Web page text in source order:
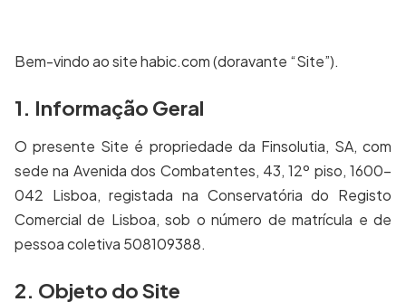
Bem-vindo ao site habic.com (doravante “Site”).
1. Informação Geral
O presente Site é propriedade da Finsolutia, SA, com
sede na Avenida dos Combatentes, 43, 12º piso, 1600-
042 Lisboa, registada na Conservatória do Registo
Comercial de Lisboa, sob o número de matrícula e de
pessoa coletiva 508109388.
2. Objeto do Site